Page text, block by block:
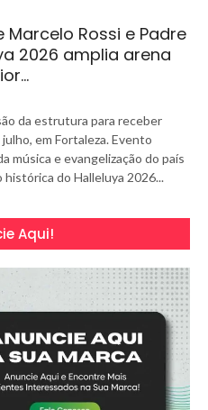
Marcelo Rossi e Padre
2026 amplia arena
da estrutura para receber
em Fortaleza. Evento
música e evangelização do país
histórica do Halleluya 2026...
Aqui!